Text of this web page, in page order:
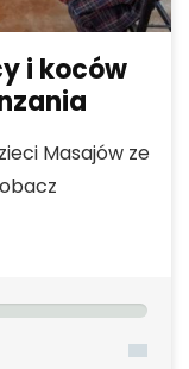
i koców
Masajów ze